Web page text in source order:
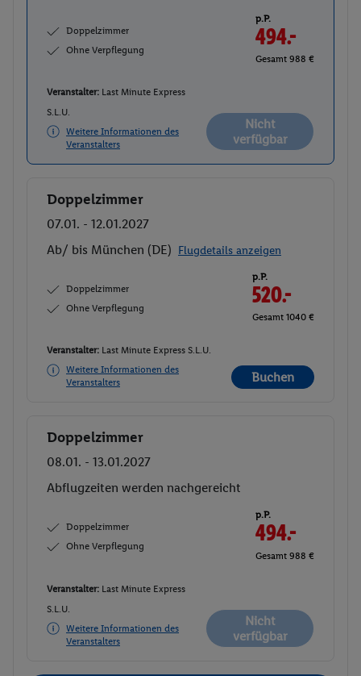
Doppelzimmer
Ohne Verpflegung
p.P.
494.-
Gesamt 988 €
Veranstalter: Last Minute Express
S.L.U.
Weitere Informationen des
Veranstalters
Nicht
verfügbar
Buchen
Doppelzimmer
07.01. - 12.01.2027
Ab/ bis München (DE) Flugdetails anzeigen
Doppelzimmer
Ohne Verpflegung
p.P.
520.-
Gesamt 1040 €
Veranstalter: Last Minute Express S.L.U.
Weitere Informationen des
Veranstalters
Buchen
Buchen
Doppelzimmer
08.01. - 13.01.2027
Abflugzeiten werden nachgereicht
Doppelzimmer
Ohne Verpflegung
p.P.
494.-
Gesamt 988 €
Veranstalter: Last Minute Express
S.L.U.
Weitere Informationen des
Veranstalters
Nicht
verfügbar